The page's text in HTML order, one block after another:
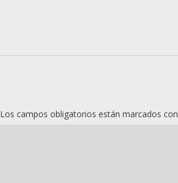
Los campos obligatorios están marcados con